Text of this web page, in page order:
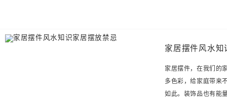
家居摆件风水
家居摆件，在我们的
多色彩，给家庭带来
如此。装饰品也有能